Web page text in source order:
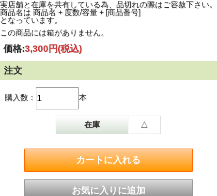
実店舗と在庫を共有している為、品切れの際はご容赦下さい。
商品名は 商品名 + 度数/容量 + [商品番号]
となっています。
この商品には箱がありません。
価格:3,300円(税込)
注文
購入数： 本
在庫 △